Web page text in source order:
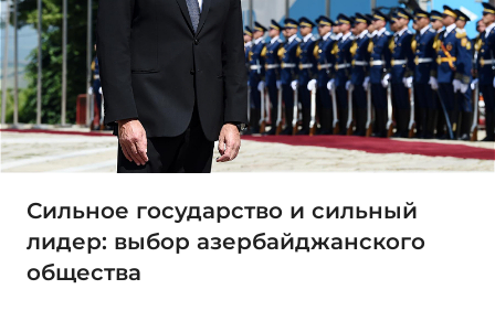
Сильное государство и сильный
лидер: выбор азербайджанского
общества